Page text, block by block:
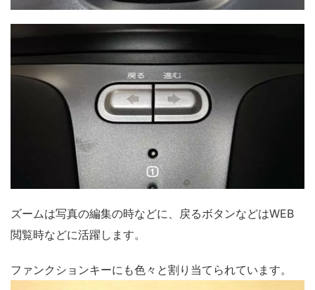
ズームは写真の編集の時などに、戻るボタンなどはWEB
閲覧時などに活躍します。
ファンクションキーにも色々と割り当てられています。